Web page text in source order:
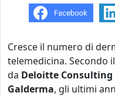
Cresce il numero di
telemedicina. Secondo il
da Deloitte Consulting
Galderma, gli ultimi